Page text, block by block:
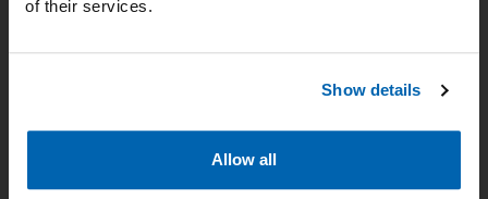
of their services.
Show details
Allow all